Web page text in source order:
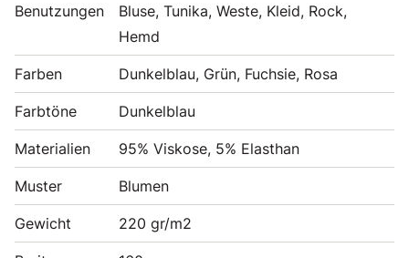
Benutzungen
Bluse, Tunika, Weste, Kleid, Rock,
Hemd
Farben Dunkelblau, Grün, Fuchsie, Rosa
Farbtöne Dunkelblau
Materialien 95% Viskose, 5% Elasthan
Muster Blumen
Gewicht 220 gr/m2